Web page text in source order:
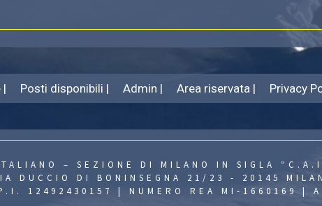
| Posti disponibili | Admin | Area riservata | Privacy
– SEZIONE DI MILANO IN SIGLA
DUCCIO DI BONINSEGNA 21/23 - 20145
12492430157 | NUMERO REA MI-1660169 |